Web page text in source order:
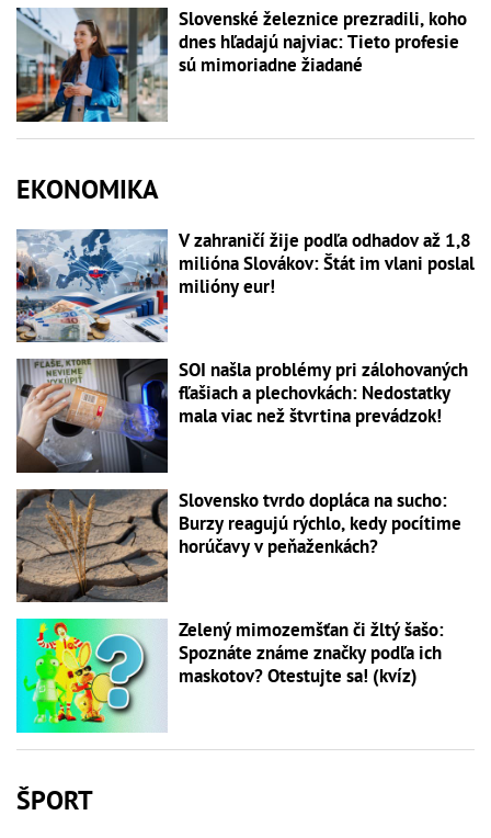
Slovenské železnice prezradili, koho
dnes hľadajú najviac: Tieto profesie
sú mimoriadne žiadané
EKONOMIKA
V zahraničí žije podľa odhadov až 1,8
milióna Slovákov: Štát im vlani poslal
milióny eur!
SOI našla problémy pri zálohovaných
fľašiach a plechovkách: Nedostatky
mala viac než štvrtina prevádzok!
Slovensko tvrdo dopláca na sucho:
Burzy reagujú rýchlo, kedy pocítime
horúčavy v peňaženkách?
Zelený mimozemšťan či žltý šašo:
Spoznáte známe značky podľa ich
maskotov? Otestujte sa! (kvíz)
ŠPORT